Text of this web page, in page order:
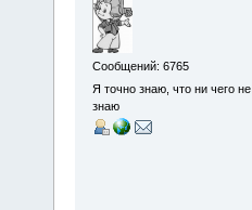
Сообщений: 6765
Я точно знаю, что ни чего не
знаю